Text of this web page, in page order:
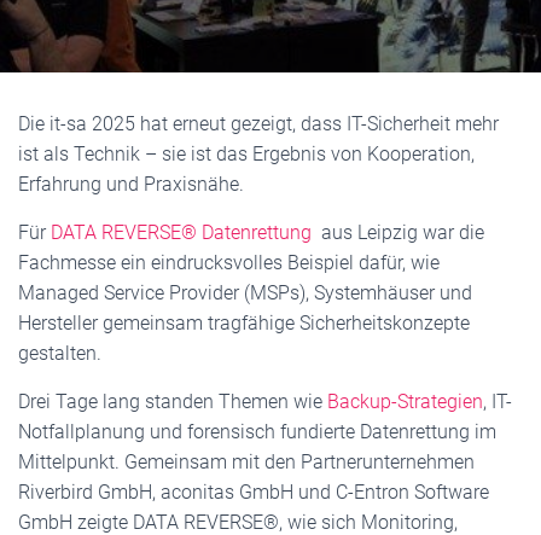
A
L
T
Die it-sa 2025 hat erneut gezeigt, dass IT-Sicherheit mehr
ist als Technik – sie ist das Ergebnis von Kooperation,
Erfahrung und Praxisnähe.
Für DATA REVERSE® Datenrettung aus Leipzig war die
Fachmesse ein eindrucksvolles Beispiel dafür, wie
Managed Service Provider (MSPs), Systemhäuser und
Hersteller gemeinsam tragfähige Sicherheitskonzepte
gestalten.
Drei Tage lang standen Themen wie Backup-Strategien, IT-
Notfallplanung und forensisch fundierte Datenrettung im
Mittelpunkt. Gemeinsam mit den Partnerunternehmen
Riverbird GmbH, aconitas GmbH und C-Entron Software
GmbH zeigte DATA REVERSE®, wie sich Monitoring,